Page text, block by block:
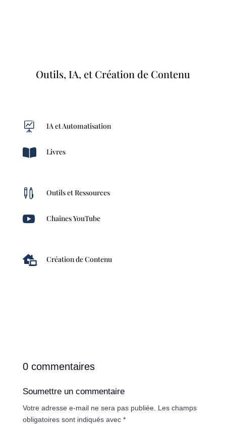
Outils, IA, et Création de Contenu
 IA et Automatisation
 Livres
 Outils et Ressources
 Chaînes YouTube
 Création de Contenu
0 commentaires
Soumettre un commentaire
Votre adresse e-mail ne sera pas publiée. Les champs
obligatoires sont indiqués avec *